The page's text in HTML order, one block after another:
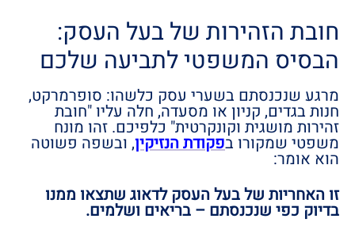
חובת הזהירות של בעל העסק:
הבסיס המשפטי לתביעה שלכם
מרגע שנכנסתם בשערי עסק כלשהו: סופרמרקט,
חנות בגדים, קניון או מסעדה, חלה עליו "חובת
זהירות מושגית וקונקרטית" כלפיכם. זהו מונח
משפטי שמקורו בפקודת הנזיקין, ובשפה פשוטה
הוא אומר:
זו האחריות של בעל העסק לדאוג שתצאו ממנו
בדיוק כפי שנכנסתם – בריאים ושלמים.